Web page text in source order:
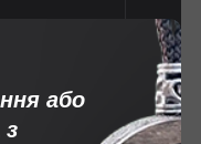
або
з